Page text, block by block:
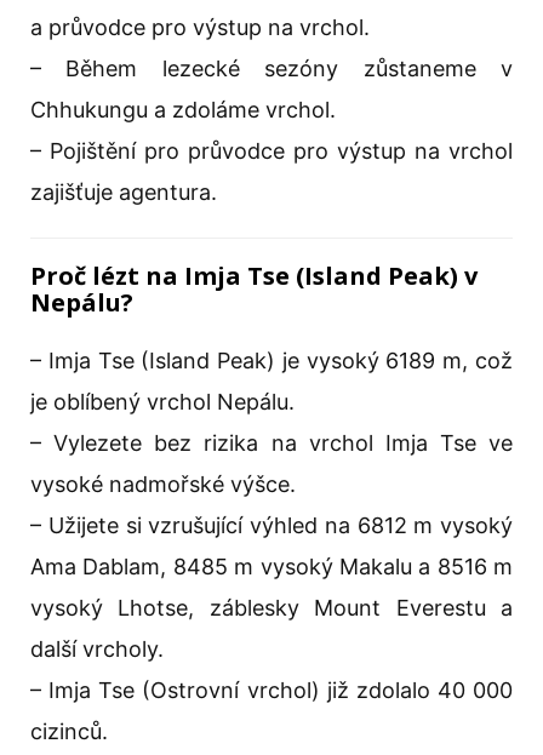
a průvodce pro výstup na vrchol.
– Během lezecké sezóny zůstaneme v
Chhukungu a zdoláme vrchol.
– Pojištění pro průvodce pro výstup na vrchol
zajišťuje agentura.
Proč lézt na Imja Tse (Island Peak) v
Nepálu?
– Imja Tse (Island Peak) je vysoký 6189 m, což
je oblíbený vrchol Nepálu.
– Vylezete bez rizika na vrchol Imja Tse ve
vysoké nadmořské výšce.
– Užijete si vzrušující výhled na 6812 m vysoký
Ama Dablam, 8485 m vysoký Makalu a 8516 m
vysoký Lhotse, záblesky Mount Everestu a
další vrcholy.
– Imja Tse (Ostrovní vrchol) již zdolalo 40 000
cizinců.